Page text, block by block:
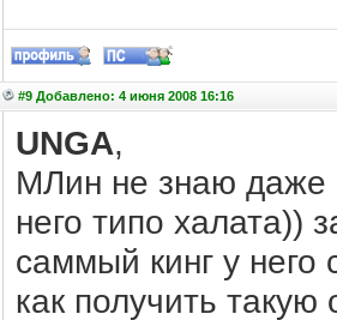
#9 Добавлено: 4 июня 2008 16:16
UNGA,
МЛин не знаю даже
него типо халата))
саммый кинг у
как получить